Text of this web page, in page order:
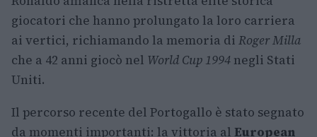
giocatori che hanno prolungato la loro carriera
ai vertici, richiamando la memoria di Roger Milla
che a 42 anni giocò nel World Cup 1994 negli Stati
Uniti.
Il percorso recente del Portogallo è stato segnato
da momenti importanti: la vittoria al European